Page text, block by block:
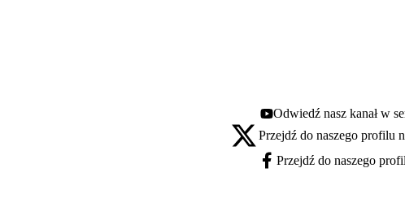
Youtube - otwiera się w nowej karcie
Odwiedź nasz kanał w
X - otwiera się w nowej karcie
Przejdź do naszego profilu
Facebook - otwiera się w nowej karcie
Przejdź do naszego